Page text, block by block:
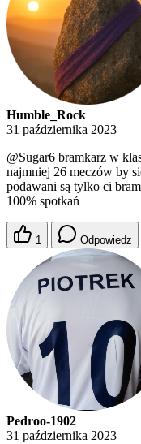
Humble_Rock
31 października 2023
@Sugar6 bramkarz w
najmniej 26 meczów by
podawani są tylko ci
100% spotkań
1 Odpowiedz
Pedroo-1902
31 października 2023